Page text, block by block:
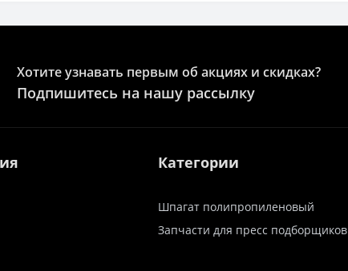
шпагат 3000 м
шпагат 3 мм
шпагат 1429
шпагат с УФ-
шпагат
шпагат 7700
шпагат 1800 м
Хотите узнавать первым об акциях и скидках?
Подпишитесь на нашу рассылку
Категории
Шпагат полипропиленовый
Запчасти для пресс подборщиков